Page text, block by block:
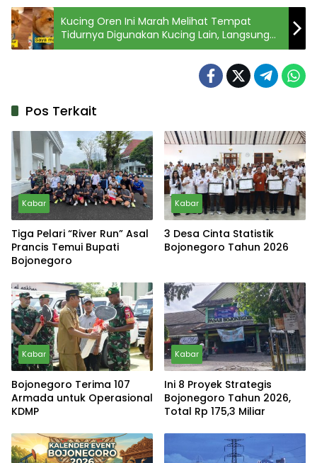
Kucing Oren Ini Marah Melihat Tempat
Tidurnya Digunakan Kucing Lain, Langsung
Ngambek
Pos Terkait
Kabar
Tiga Pelari “River Run” Asal
Prancis Temui Bupati
Bojonegoro
Kabar
3 Desa Cinta Statistik
Bojonegoro Tahun 2026
Kabar
Bojonegoro Terima 107
Armada untuk Operasional
KDMP
Kabar
Ini 8 Proyek Strategis
Bojonegoro Tahun 2026,
Total Rp 175,3 Miliar